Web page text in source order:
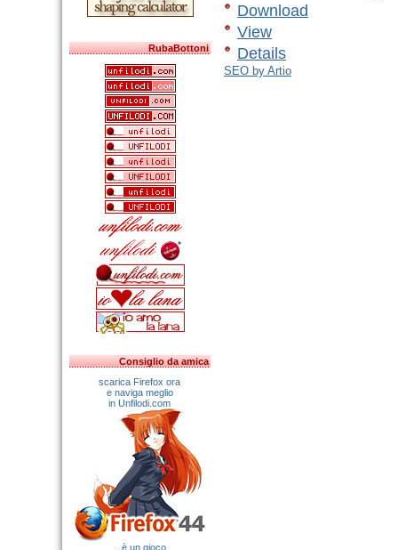
RubaBottoni
Consiglio da amica
scarica Firefox ora
e naviga meglio
in Unfilodi.com
...è un gioco
Download
View
Details
SEO by Artio